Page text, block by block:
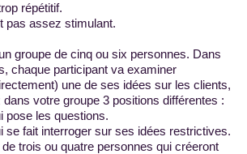
répétitif.
pas assez stimulant.
groupe de cinq ou six personnes. Dans
chaque participant va examiner
une de ses idées sur les clients,
votre groupe 3 positions différentes :
pose les questions.
se fait interroger sur ses idées restrictives.
trois ou quatre personnes qui créeront